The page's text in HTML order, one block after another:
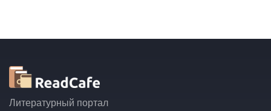
Литературный портал